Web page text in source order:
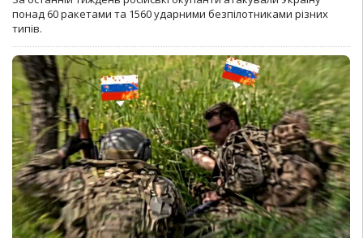
понад 60 ракетами та 1560 ударними безпілотниками різних
типів.